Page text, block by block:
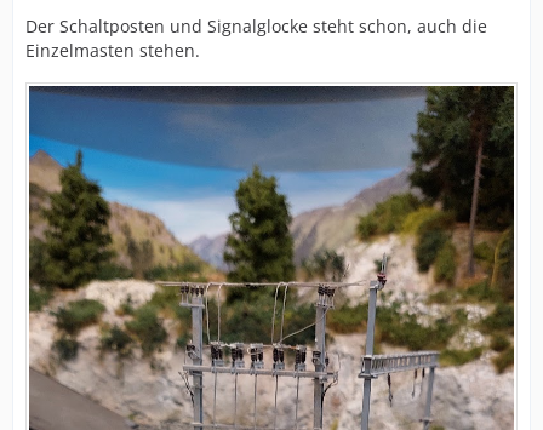
Der Schaltposten und Signalglocke steht schon, auch die
Einzelmasten stehen.